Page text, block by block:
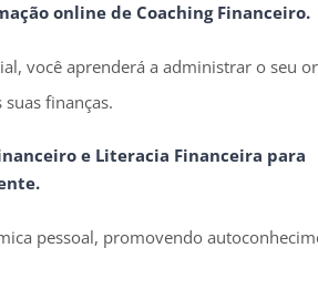
online de Coaching Financeiro.
você aprenderá a administrar o seu
finanças.
e Literacia Financeira para
pessoal, promovendo